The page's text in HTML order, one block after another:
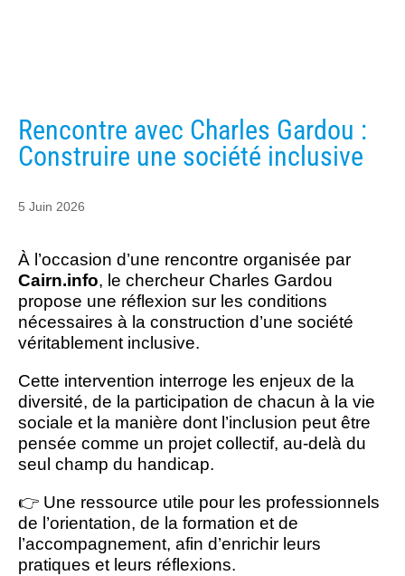
Rencontre avec Charles Gardou :
Construire une société inclusive
5 Juin 2026
À l’occasion d’une rencontre organisée par
Cairn.info, le chercheur Charles Gardou
propose une réflexion sur les conditions
nécessaires à la construction d’une société
véritablement inclusive.
Cette intervention interroge les enjeux de la
diversité, de la participation de chacun à la vie
sociale et la manière dont l’inclusion peut être
pensée comme un projet collectif, au-delà du
seul champ du handicap.
👉 Une ressource utile pour les professionnels
de l’orientation, de la formation et de
l’accompagnement, afin d’enrichir leurs
pratiques et leurs réflexions.